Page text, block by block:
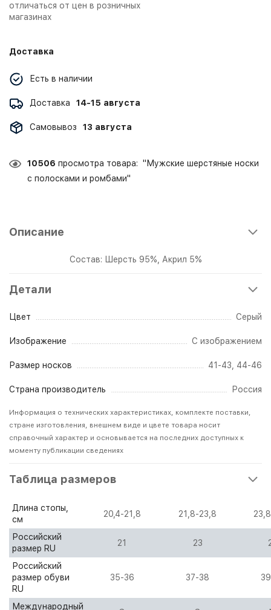
отличаться от цен в розничных
магазинах
Доставка
Есть в наличии
Доставка 14-15 августа
Самовывоз 13 августа
10506 просмотра товара: "Мужские шерстяные носки
с полосками и ромбами"
Описание
Состав: Шерсть 95%, Акрил 5%
Детали
Цвет Серый
Изображение С изображением
Размер носков 41-43, 44-46
Страна производитель Россия
Информация о технических характеристиках, комплекте поставки,
стране изготовления, внешнем виде и цвете товара носит
справочный характер и основывается на последних доступных к
моменту публикации сведениях
Таблица размеров
Длина стопы,
см
20,4-21,8 21,8-23,8
Российский
размер RU
21 23
Российский
размер обуви
RU
35-36 37-38
Международный